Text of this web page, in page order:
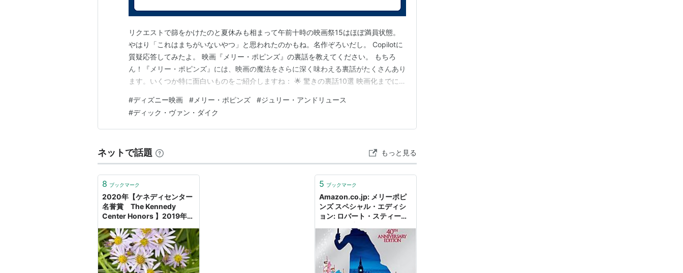
クリック: 9回
この商品を含むブログを見る
刑事コロンボ完全版 Vol.13&14 セット [DVD]
出版社/メーカー:
メディア:DVD
何という行き方 [DVD]
出版社/メーカー:
20世紀フォックス・ホーム・エンターテイメント・ジャ
発売日:
2006/04/14
メディア:
クリック: 1回
この商品を含むブログ (1件) を見る
リクエストで篩をかけたのと夏休みも相まって午前十時の映画祭15はほぼ満員状態。
やはり「これはまちがいないやつ」と思われたのかもね。名作ぞろいだし。 Copilotに
質疑応答してみたよ。 映画『メリー・ポピンズ』の裏話を教えてください。 もちろ
ん！『メリー・ポピンズ』には、映画の魔法をさらに深く味わえる裏話がたくさんあり
ます。いくつか特に面白いものをご紹介しますね： 🌟 驚きの裏話10選 映画化までに
が1938年。 原作者パメラ・トラバースがなかなか許可を出さず、ウォルトが何度も交
渉。 ようやく許可が出て、1964…
#ディズニー映画 # メリー・ポピンズ #ジュリー・アンドリュース
#ディック・ヴァン・ダイク
ネットで話題 もっと見る
8 ブックマーク
2020年【ケネディセンター
名誉賞 The Kennedy
Center Honors 】2019年サ
ロンシュタット、アース・ウ
ィンド・アンド・ファイア、
マイケル・ティルソン・トー
マス、セサミストリート）/
5 ブックマーク
Amazon.co.jp: メリーポピ
ンズ スペシャル・エディシ
ョン: ロバート・スティーブ
ンドリュース (出演), ディッ
ク・ヴァン・ダイク (出演),
デビッド・トムリンスン (出
演), ドン・ダグラディ (脚